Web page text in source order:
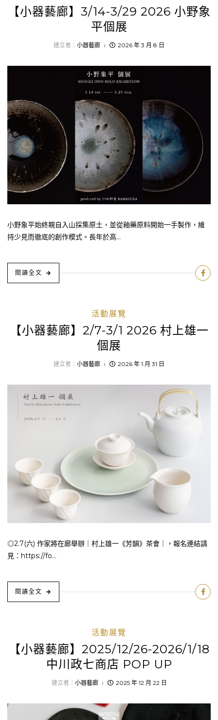
【小器藝廊】3/14-3/29 2026 小野象
平個展
建立者： 小器藝廊 2026 年 3 月 8 日
小野象平始終親自入山採集原土，並從釉藥原料開始一手製作，維
持少見而徹底的創作模式。長年於高...
閱讀全文
活動展覽
【小器藝廊】2/7-3/1 2026 村上雄一
個展
建立者： 小器藝廊 2026 年 1 月 31 日
◎2.7(六) 作家將在廊舉辦｜村上雄一《芳韻》茶會｜，報名連結請
見：https://fo...
閱讀全文
活動展覽
【小器藝廊】2025/12/26-2026/1/18
中川政七商店 POP UP
建立者： 小器藝廊 2025 年 12 月 22 日